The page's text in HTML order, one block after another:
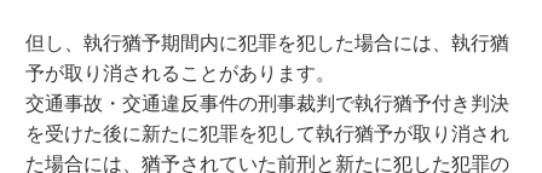
但し、執行猶予期間内に犯罪を犯した場合には、執行猶
予が取り消されることがあります。
交通事故・交通違反事件の刑事裁判で執行猶予付き判決
を受けた後に新たに犯罪を犯して執行猶予が取り消され
た場合には、猶予されていた前刑と新たに犯した犯罪の